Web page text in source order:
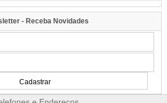
mais um fim de semana na cidade
07:34
Zickuhr recebem regularização dos
- Receba Novidades